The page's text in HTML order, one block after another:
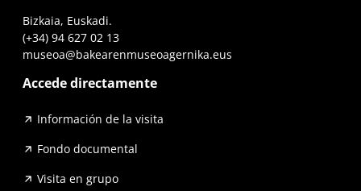
Bizkaia, Euskadi.
(+34) 94 627 02 13
museoa@bakearenmuseoagernika.eus
Accede directamente
Información de la visita
Fondo documental
Visita en grupo